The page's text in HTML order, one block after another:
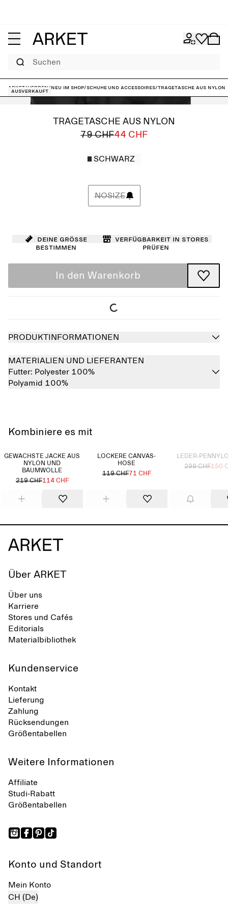
Suchen
ARKET/Herren /Neu im Shop/Schuhe und Accessoires/Tragetasche aus Nylon
Ausverkauft
TRAGETASCHE AUS NYLON
79 CHF44 CHF
SCHWARZ
NOSIZE
Deine Größe
bestimmen
Verfügbarkeit in Stores
prüfen
In den Warenkorb
PRODUKTINFORMATIONEN
MATERIALIEN UND LIEFERANTEN
Futter: Polyester 100%
Polyamid 100%
Kombiniere es mit
GEWACHSTE JACKE AUS
NYLON UND
BAUMWOLLE
219 CHF114 CHF
LOCKERE CANVAS-
HOSE
119 CHF71 CHF
LEDER-
299 CHF150
Über ARKET
Über uns
Karriere
Stores und Cafés
Editorials
Materialbibliothek
Kundenservice
Kontakt
Lieferung
Zahlung
Rücksendungen
Größentabellen
Weitere Informationen
Affiliate
Studi-Rabatt
Größentabellen
Konto und Standort
Mein Konto
CH (De)